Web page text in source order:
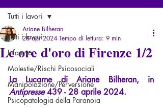
Tutti i lavori
Infanzia
Molestie/Rischi Psicosociali
Manipolazione/Perversione
Psicopatologia della Paranoia
Tutti i lavori
Le ore d'oro di Firenze 1/2
Ariane Bilheran
28 apr 2024 Tempo di lettura: 9 min
La Lucarne di Ariane Bilheran, in
Antipresse 439 - 28 aprile 2024.